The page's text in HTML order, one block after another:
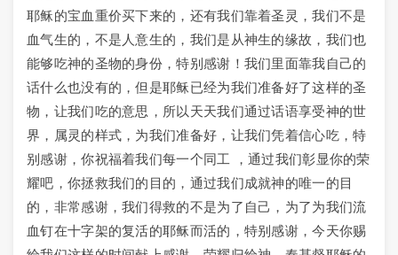
耶稣的宝血重价买下来的，还有我们靠着圣灵，我们不是
血气生的，不是人意生的，我们是从神生的缘故，我们也
能够吃神的圣物的身份，特别感谢！我们里面靠我自己的
话什么也没有的，但是耶稣已经为我们准备好了这样的圣
物，让我们吃的意思，所以天天我们通过话语享受神的世
界，属灵的样式，为我们准备好，让我们凭着信心吃，特
别感谢，你祝福着我们每一个同工 ，通过我们彰显你的荣
耀吧，你拯救我们的目的，通过我们成就神的唯一的目
的，非常感谢，我们得救的不是为了自己，为了为我们流
血钉在十字架的复活的耶稣而活的，特别感谢，今天你赐